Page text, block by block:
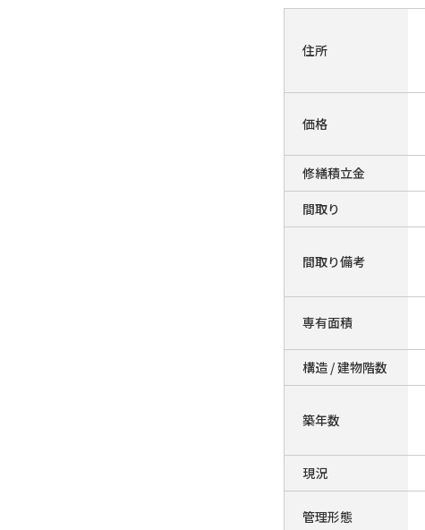
住所
価格
修繕積立金
間取り
間取り備考
専有面積
構造 / 建物階数
築年数
現況
管理形態